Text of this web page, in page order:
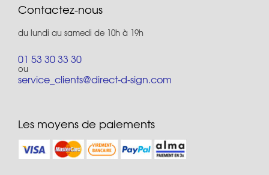
Contactez-nous
du lundi au samedi de 10h à 19h
01 53 30 33 30
ou
service_clients@direct-d-sign.com
Les moyens de paiements